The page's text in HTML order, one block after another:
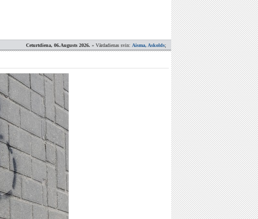
Ceturtdiena, 06.Augusts 2026. » Vārdadienas svin: Aisma, Askolds;